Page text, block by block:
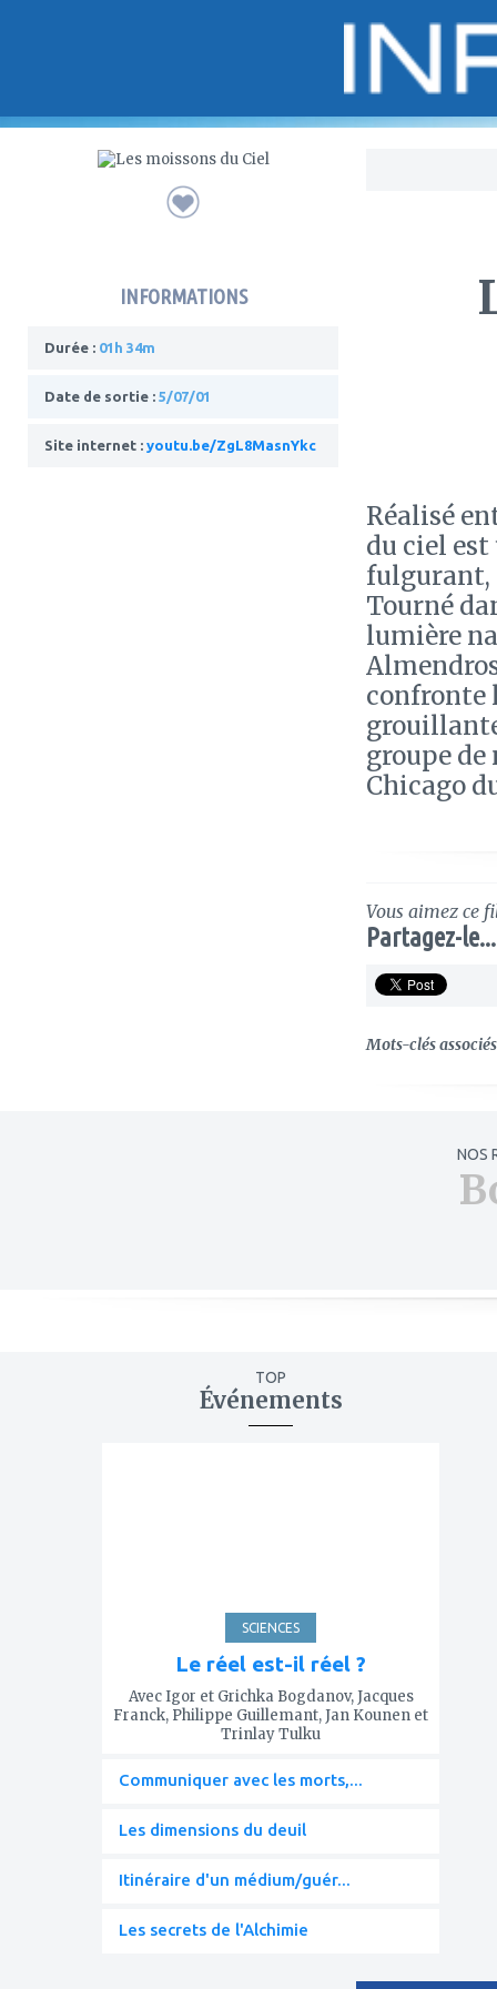
INFORMATIONS
Durée : 01h 34m
Date de sortie : 5/07/01
Site internet : youtu.be/ZgL8MasnYkc
Réalisé
du ciel
fulgurant,
Tourné
lumière
confronte
groupe
Chicago
Vous aimez ce
Partagez-le...
Mots-clés
NOS
TOP
Événements
SCIENCES
Le réel est-il réel ?
Avec Igor et Grichka Bogdanov, Jacques
Franck, Philippe Guillemant, Jan Kounen et
Trinlay Tulku
Communiquer avec les morts,...
Les dimensions du deuil
Itinéraire d'un médium/guér...
Les secrets de l'Alchimie